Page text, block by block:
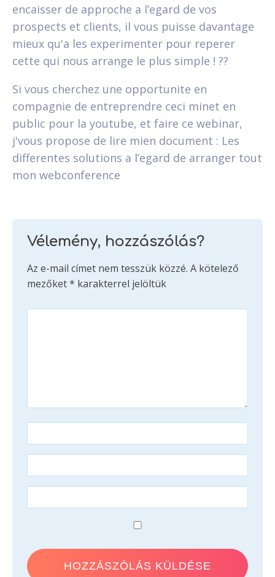
encaisser de approche a l’egard de vos
prospects et clients, il vous puisse davantage
mieux qu'a les experimenter pour reperer
cette qui nous arrange le plus simple ! ??
Si vous cherchez une opportunite en
compagnie de entreprendre ceci minet en
public pour la youtube, et faire ce webinar,
j'vous propose de lire mien document : Les
differentes solutions a l’egard de arranger tout
mon webconference
Vélemény, hozzászólás?
Az e-mail címet nem tesszük közzé. A kötelező
mezőket* karakterrel jelöltük